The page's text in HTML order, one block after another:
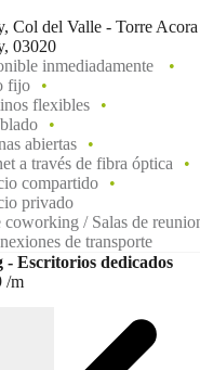
Col del Valle - Torre
03020
inmediadamente
fijo
flexibles
abiertas
a través de fibra óptica
compartido
privado
coworking / Salas de
de transporte
Escritorios dedicados
/m